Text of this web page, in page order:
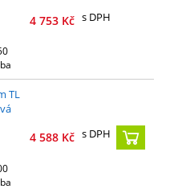
4 753 Kč s DPH
TL
4 588 Kč s DPH